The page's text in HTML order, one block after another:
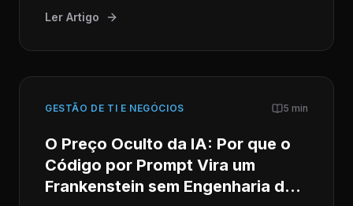
Ler Artigo
GESTÃO DE TI E NEGÓCIOS 5 min
O Preço Oculto da IA: Por que o
Código por Prompt Vira um
Frankenstein sem Engenharia de